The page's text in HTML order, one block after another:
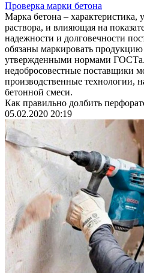
Проверка марки бетона
Марка бетона – характеристика,
раствора, и влияющая на
надежности и долговечности
обязаны маркировать продукцию
утвержденными нормами
недобросовестные поставщики
производственные технологии,
бетонной смеси.
Как правильно долбить
05.02.2020 20:19